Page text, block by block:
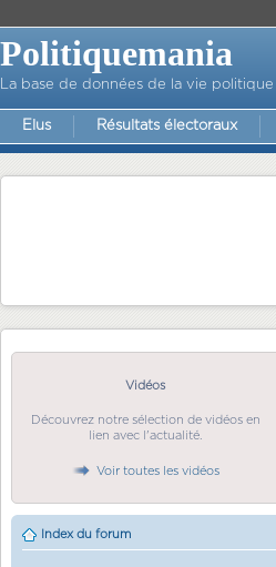
Politiquemania
La base de données de la vie politique
Elus Résultats électoraux
Vidéos
Découvrez notre sélection de vidéos en
lien avec l'actualité.
Voir toutes les vidéos
Index du forum